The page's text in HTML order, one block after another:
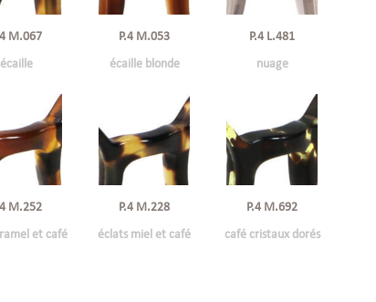
M.067
écaille
P.4 M.053
écaille blonde
P.4 L.481
nuage
M.252
et café
P.4 M.228
éclats miel et café
P.4 M.692
café cristaux dorés